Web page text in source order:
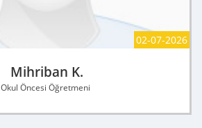
02-07-2026
Mihriban K.
Okul Öncesi Öğretmeni